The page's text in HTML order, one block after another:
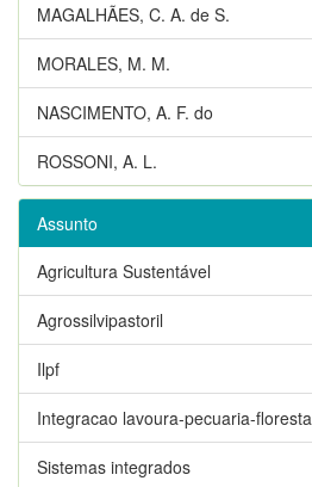
MAGALHÃES, C. A. de S.
MORALES, M. M.
NASCIMENTO, A. F. do
ROSSONI, A. L.
Assunto
Agricultura Sustentável
Agrossilvipastoril
Ilpf
Integracao lavoura-pecuaria-floresta
Sistemas integrados